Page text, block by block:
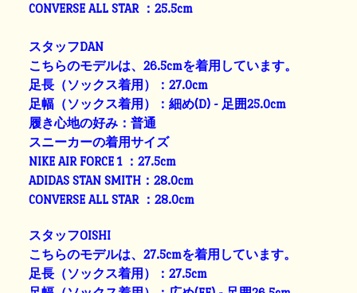
CONVERSE ALL STAR ：25.5cm
スタッフDAN
こちらのモデルは、26.5cmを着用しています。
足長（ソックス着用）：27.0cm
足幅（ソックス着用）：細め(D) - 足囲25.0cm
履き心地の好み：普通
スニーカーの着用サイズ
NIKE AIR FORCE 1 ：27.5cm
ADIDAS STAN SMITH：28.0cm
CONVERSE ALL STAR ：28.0cm
スタッフOISHI
こちらのモデルは、27.5cmを着用しています。
足長（ソックス着用）：27.5cm